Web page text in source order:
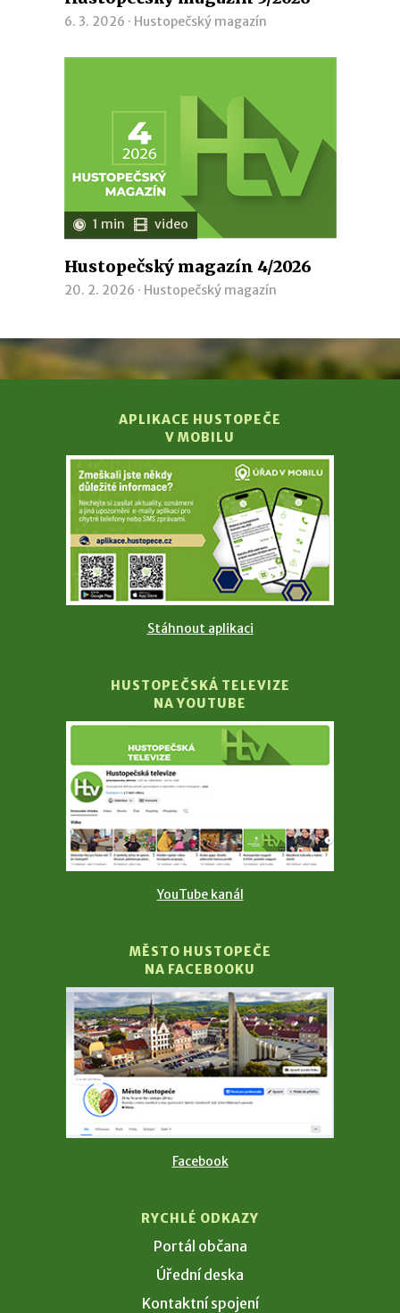
6. 3. 2026 · Hustopečský magazín
1 min video
Hustopečský magazín 4/2026
20. 2. 2026 · Hustopečský magazín
APLIKACE HUSTOPEČE
V MOBILU
Stáhnout aplikaci
HUSTOPEČSKÁ TELEVIZE
NA YOUTUBE
YouTube kanál
MĚSTO HUSTOPEČE
NA FACEBOOKU
Facebook
RYCHLÉ ODKAZY
Portál občana
Úřední deska
Kontaktní spojení